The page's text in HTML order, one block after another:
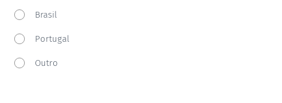
País
de
residência
Brasil
Portugal
Outro